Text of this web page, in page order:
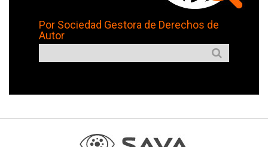
Por Sociedad Gestora de Derechos de
Autor